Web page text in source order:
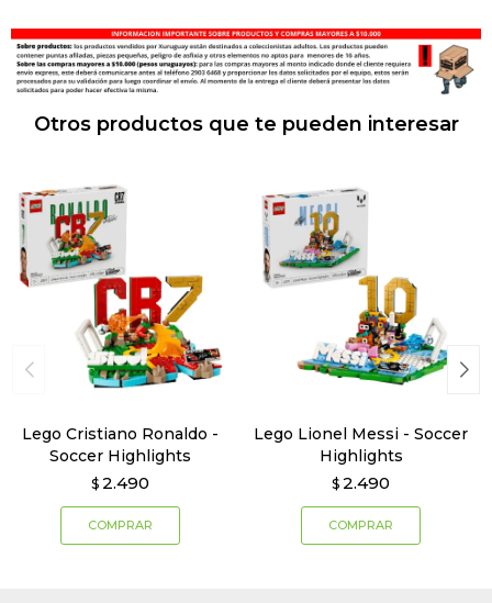
Otros productos que te pueden interesar
Lego Cristiano Ronaldo -
Soccer Highlights
$ 2.490
Lego Lionel Messi - Soccer
Highlights
$ 2.490